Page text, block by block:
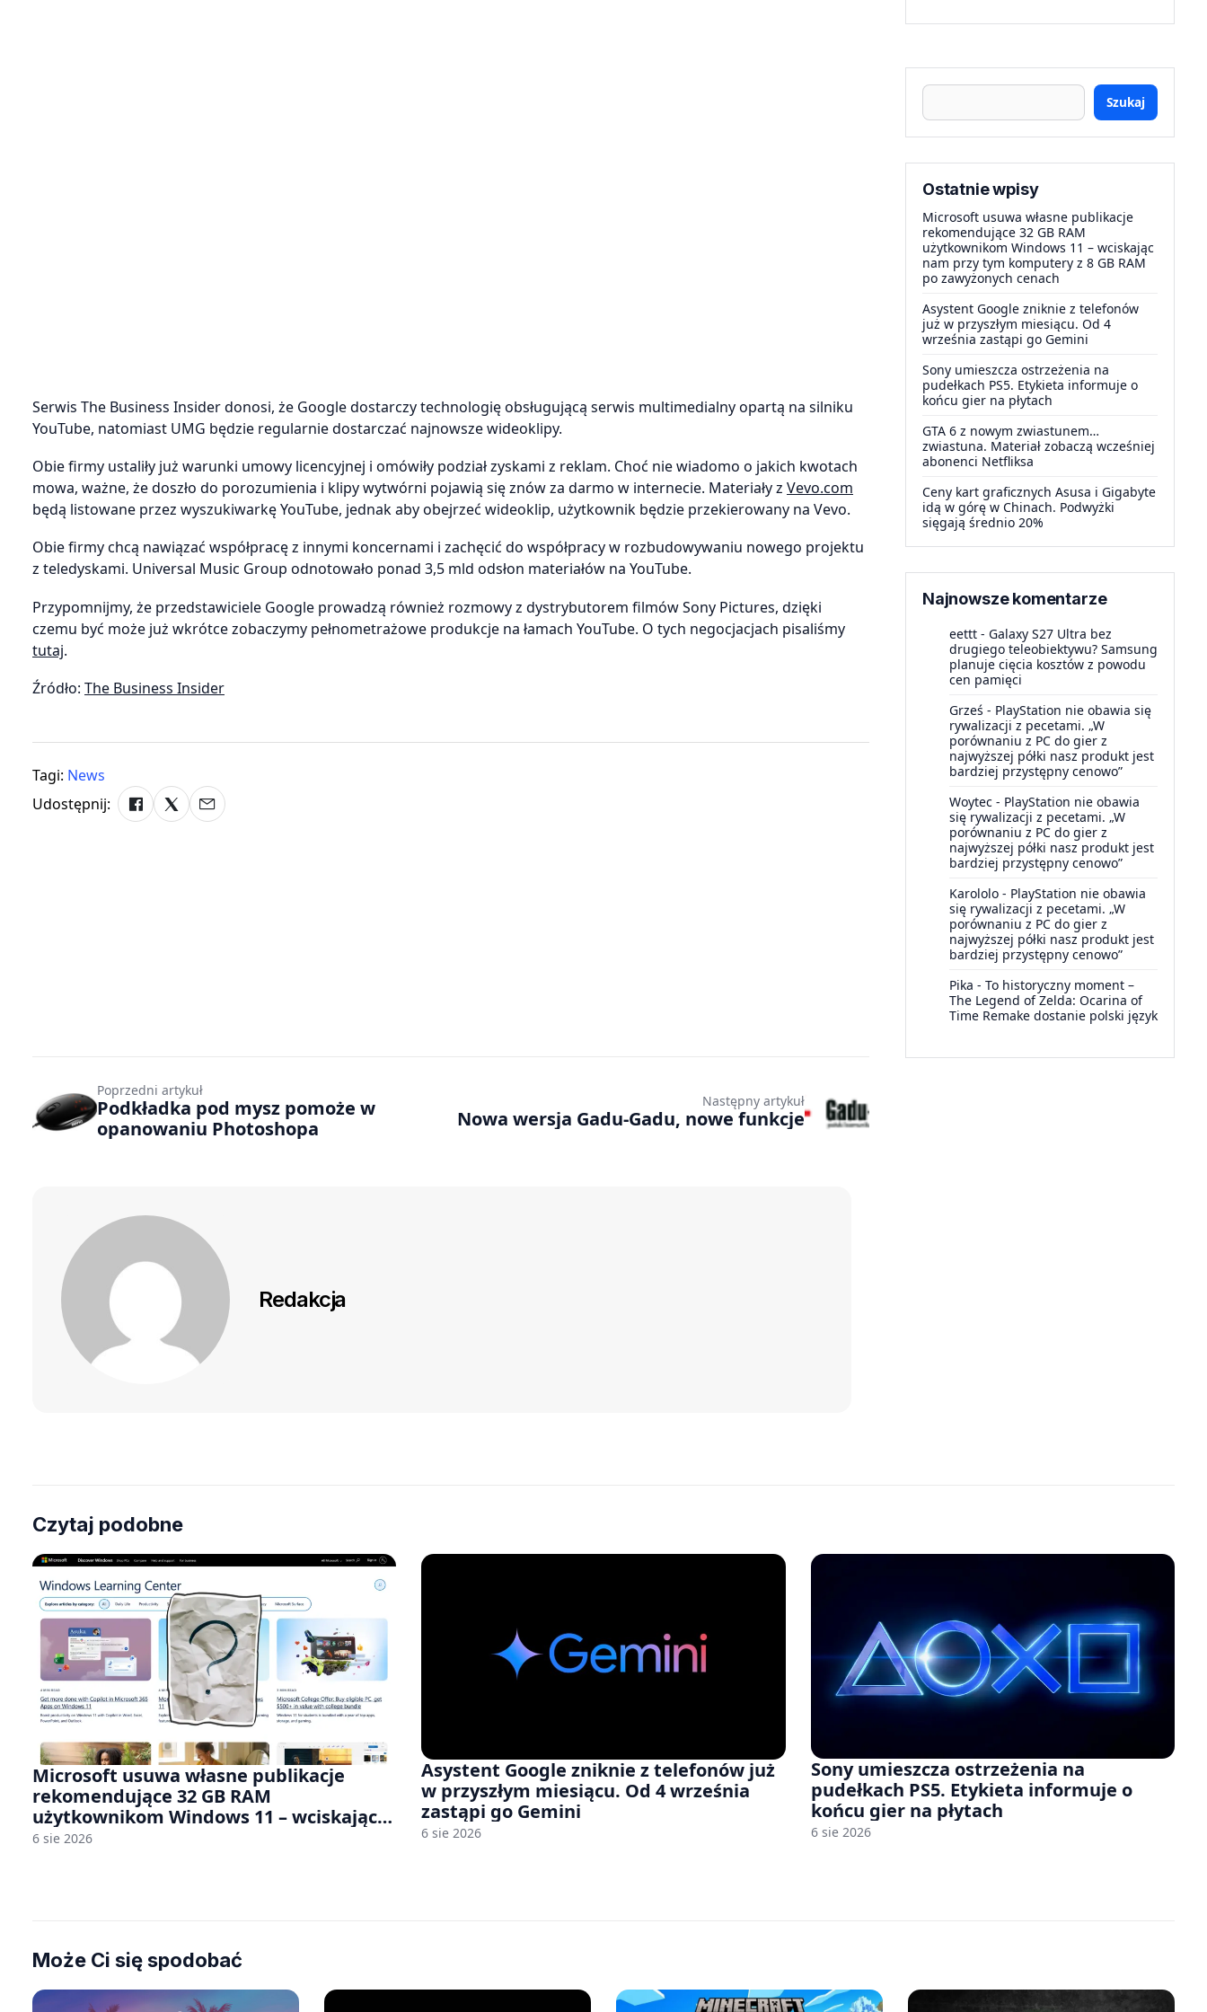
Serwis The Business Insider donosi, że Google dostarczy technologię obsługującą serwis multimedialny opartą na silniku
YouTube, natomiast UMG będzie regularnie dostarczać najnowsze wideoklipy.
Obie firmy ustaliły już warunki umowy licencyjnej i omówiły podział zyskami z reklam. Choć nie wiadomo o jakich kwotach
mowa, ważne, że doszło do porozumienia i klipy wytwórni pojawią się znów za darmo w internecie. Materiały z Vevo.com
będą listowane przez wyszukiwarkę YouTube, jednak aby obejrzeć wideoklip, użytkownik będzie przekierowany na Vevo.
Obie firmy chcą nawiązać współpracę z innymi koncernami i zachęcić do współpracy w rozbudowywaniu nowego projektu
z teledyskami. Universal Music Group odnotowało ponad 3,5 mld odsłon materiałów na YouTube.
Przypomnijmy, że przedstawiciele Google prowadzą również rozmowy z dystrybutorem filmów Sony Pictures, dzięki
czemu być może już wkrótce zobaczymy pełnometrażowe produkcje na łamach YouTube. O tych negocjacjach pisaliśmy
tutaj.
Źródło: The Business Insider
Tagi: News
Udostępnij:
Szukaj
Ostatnie wpisy
Microsoft usuwa własne publikacje
rekomendujące 32 GB RAM
użytkownikom Windows 11 – wciskając
nam przy tym komputery z 8 GB RAM
po zawyżonych cenach
Asystent Google zniknie z telefonów
już w przyszłym miesiącu. Od 4
września zastąpi go Gemini
Sony umieszcza ostrzeżenia na
pudełkach PS5. Etykieta informuje o
końcu gier na płytach
GTA 6 z nowym zwiastunem…
zwiastuna. Materiał zobaczą wcześniej
abonenci Netfliksa
Ceny kart graficznych Asusa i Gigabyte
idą w górę w Chinach. Podwyżki
sięgają średnio 20%
Najnowsze komentarze
eettt - Galaxy S27 Ultra bez
drugiego teleobiektywu? Samsung
planuje cięcia kosztów z powodu
cen pamięci
Grześ - PlayStation nie obawia się
rywalizacji z pecetami. „W
porównaniu z PC do gier z
najwyższej półki nasz produkt jest
bardziej przystępny cenowo”
Woytec - PlayStation nie obawia
się rywalizacji z pecetami. „W
porównaniu z PC do gier z
najwyższej półki nasz produkt jest
bardziej przystępny cenowo”
Karololo - PlayStation nie obawia
się rywalizacji z pecetami. „W
porównaniu z PC do gier z
najwyższej półki nasz produkt jest
bardziej przystępny cenowo”
Pika - To historyczny moment –
The Legend of Zelda: Ocarina of
Time Remake dostanie polski język
Poprzedni artykuł
Podkładka pod mysz pomoże w
opanowaniu Photoshopa
Następny artykuł
Nowa wersja Gadu-Gadu, nowe funkcje
Redakcja
Czytaj podobne
Microsoft usuwa własne publikacje
rekomendujące 32 GB RAM
użytkownikom Windows 11 – wciskając
nam przy tym komputery z 8 GB RAM po
6 sie 2026
Asystent Google zniknie z telefonów już
w przyszłym miesiącu. Od 4 września
zastąpi go Gemini
6 sie 2026
Sony umieszcza ostrzeżenia na
pudełkach PS5. Etykieta informuje o
końcu gier na płytach
6 sie 2026
Może Ci się spodobać